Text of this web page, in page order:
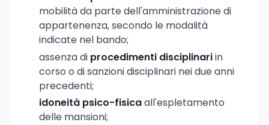
mobilità da parte dell'amministrazione di
appartenenza, secondo le modalità
indicate nel bando;
assenza di procedimenti disciplinariin
corso o di sanzioni disciplinari nei due anni
precedenti;
idoneità psico-fisicaall'espletamento
delle mansioni;